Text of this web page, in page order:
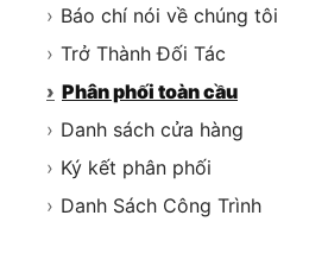
› Báo chí nói về chúng tôi
› Trở Thành Đối Tác
› Phân phối toàn cầu
› Danh sách cửa hàng
› Ký kết phân phối
› Danh Sách Công Trình